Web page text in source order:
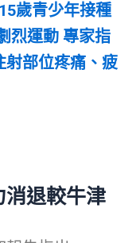
歲青少年接種
烈運動 專家指
射部位疼痛、疲
消退較牛津